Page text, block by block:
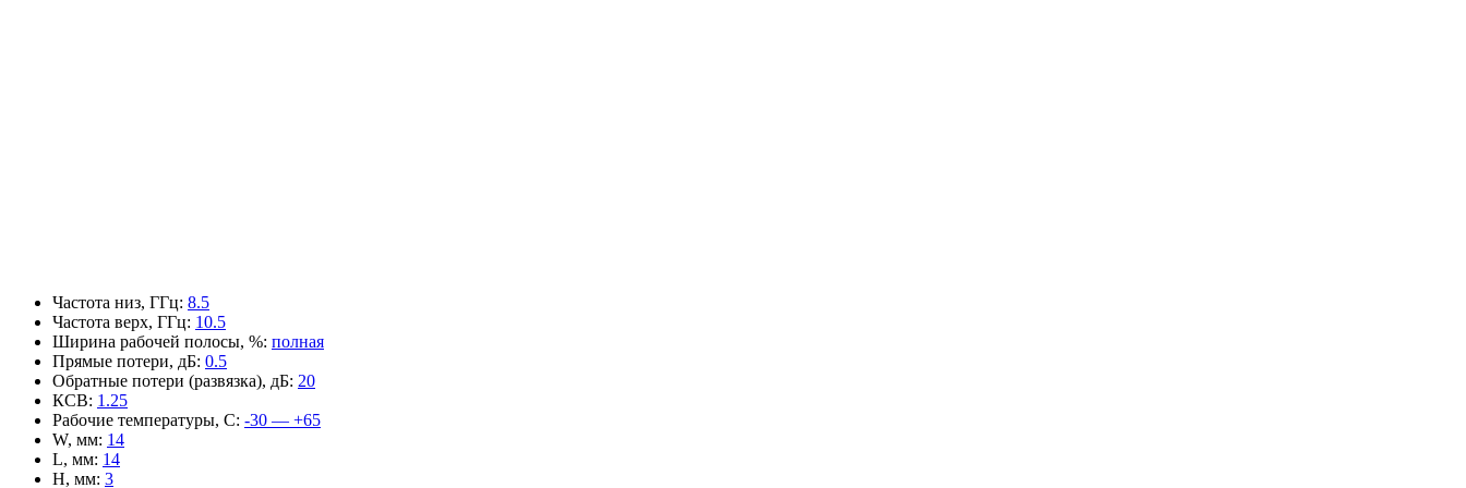
Частота низ, ГГц: 8.5
Частота верх, ГГц: 10.5
Ширина рабочей полосы, %: полная
Прямые потери, дБ: 0.5
Обратные потери (развязка), дБ: 20
КСВ: 1.25
Рабочие температуры, С: -30 — +65
W, мм: 14
L, мм: 14
H, мм: 3